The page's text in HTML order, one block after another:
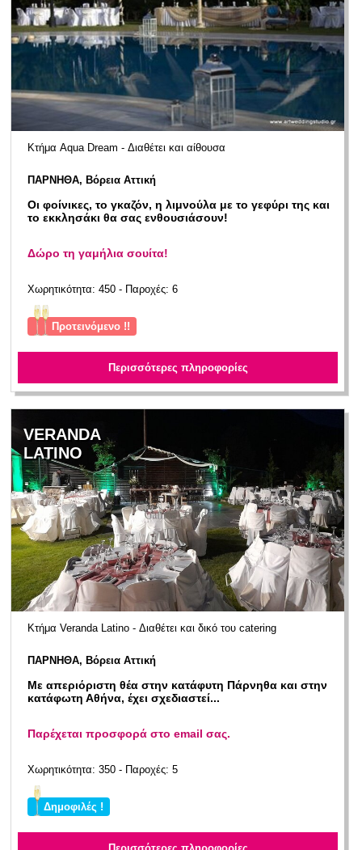
Κτήμα Aqua Dream - Διαθέτει και αίθουσα
ΠΑΡΝΗΘΑ, Βόρεια Αττική
Οι φοίνικες, το γκαζόν, η λιμνούλα με το γεφύρι της και
το εκκλησάκι θα σας ενθουσιάσουν!
Δώρο τη γαμήλια σουίτα!
Χωρητικότητα: 450 - Παροχές: 6
Προτεινόμενο !!
Περισσότερες πληροφορίες
VERANDA
LATINO
Κτήμα Veranda Latino - Διαθέτει και δικό του catering
ΠΑΡΝΗΘΑ, Βόρεια Αττική
Με απεριόριστη θέα στην κατάφυτη Πάρνηθα και στην
κατάφωτη Αθήνα, έχει σχεδιαστεί...
Παρέχεται προσφορά στο email σας.
Χωρητικότητα: 350 - Παροχές: 5
Δημοφιλές !